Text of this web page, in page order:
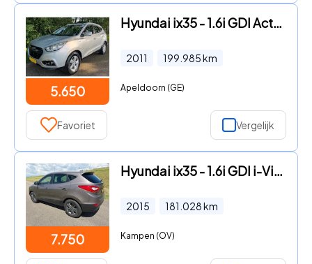
5.650
Hyundai ix35 - 1.6i GDI Active 2011 AIRCO CLIMA TREKHAAK AUTO
2011 199.985km
Apeldoorn (GE)
Favoriet Vergelijk
7.750
Hyundai ix35 - 1.6i GDI i-Vision
2015 181.028km
Kampen (OV)